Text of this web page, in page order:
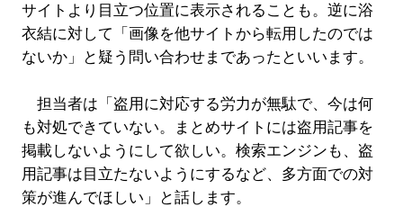
サイトより目立つ位置に表示されることも。逆に浴
衣結に対して「画像を他サイトから転用したのでは
ないか」と疑う問い合わせまであったといいます。
担当者は「盗用に対応する労力が無駄で、今は何
も対処できていない。まとめサイトには盗用記事を
掲載しないようにして欲しい。検索エンジンも、盗
用記事は目立たないようにするなど、多方面での対
策が進んでほしい」と話します。